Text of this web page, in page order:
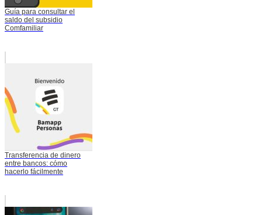
Guía para consultar el
saldo del subsidio
Comfamiliar
Transferencia de dinero
entre bancos: cómo
hacerlo fácilmente